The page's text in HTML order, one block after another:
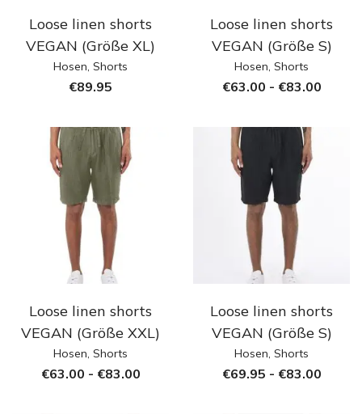
Loose linen shorts
VEGAN (Größe XL)
Hosen, Shorts
€89.95
Loose linen shorts
VEGAN (Größe S)
Hosen, Shorts
€63.00 - €83.00
Loose linen shorts
VEGAN (Größe XXL)
Hosen, Shorts
€63.00 - €83.00
Loose linen shorts
VEGAN (Größe S)
Hosen, Shorts
€69.95 - €83.00